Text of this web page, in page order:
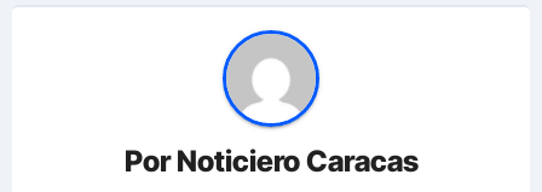
PorNoticiero Caracas